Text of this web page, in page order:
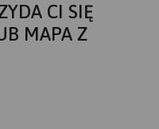
CI SIĘ
MAPA Z